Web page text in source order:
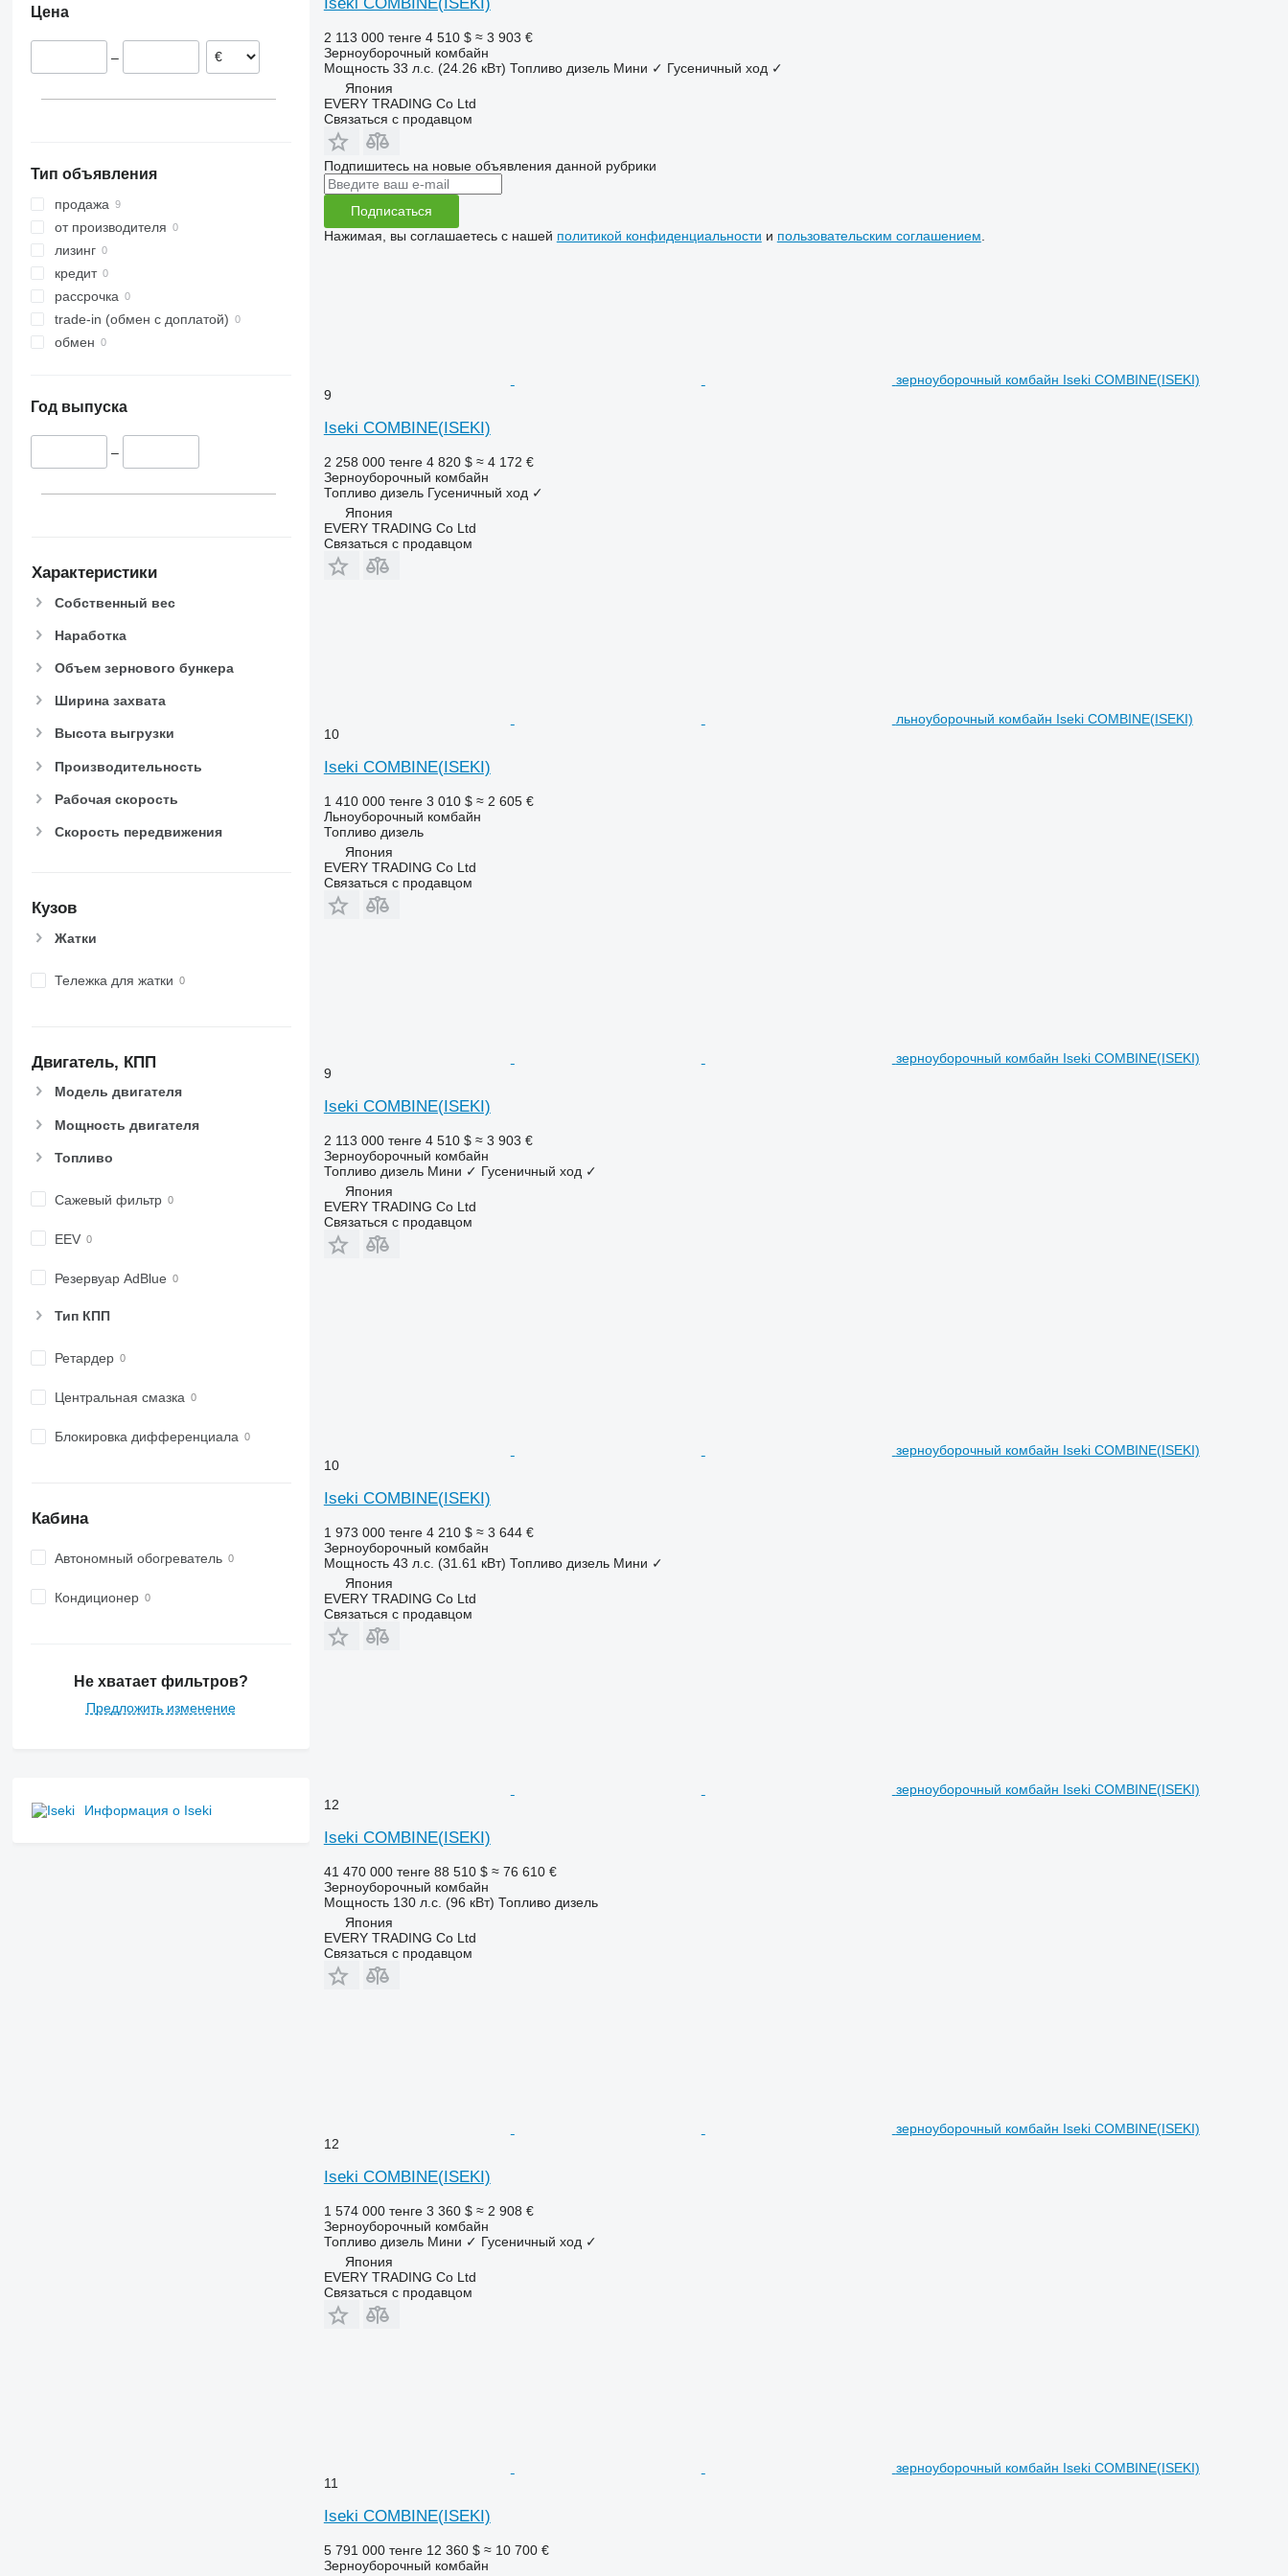
9230
2264
8100
8200
8300
8400
8500
8600
9500
9560
9640
9680
9760 STS
9860 STS
C-series
F-series
M-series
S-series
W-series
Цена
–
Тип объявления
продажа
от производителя
лизинг
кредит
рассрочка
trade-in (обмен с доплатой)
обмен
Год выпуска
–
Характеристики
Собственный вес
Наработка
Объем зернового бункера
Ширина захвата
Высота выгрузки
Производительность
Рабочая скорость
Скорость передвижения
Кузов
Жатки
Тележка для жатки
Двигатель, КПП
Модель двигателя
Мощность двигателя
Топливо
Сажевый фильтр
EEV
Резервуар AdBlue
Тип КПП
Ретардер
Центральная смазка
Блокировка дифференциала
Кабина
Автономный обогреватель
Кондиционер
Не хватает фильтров?
Предложить изменение
Информация о Iseki
2 113 000 тенге 4 510 $ ≈ 3 903 €
Зерноуборочный комбайн
Мощность 33 л.с. (24.26 кВт) Топливо дизель Мини ✓ Гусеничный ход ✓
Япония
EVERY TRADING Co Ltd
Связаться с продавцом
Подпишитесь на новые объявления данной рубрики
Подписаться
Нажимая, вы соглашаетесь с нашей политикой конфиденциальности и пользовательским соглашением
зерноуборочный комбайн Iseki COMBINE(ISEKI)
9
Iseki COMBINE(ISEKI)
2 258 000 тенге 4 820 $ ≈ 4 172 €
Зерноуборочный комбайн
Топливо дизель Гусеничный ход ✓
Япония
EVERY TRADING Co Ltd
Связаться с продавцом
льноуборочный комбайн Iseki COMBINE(ISEKI)
10
Iseki COMBINE(ISEKI)
1 410 000 тенге 3 010 $ ≈ 2 605 €
Льноуборочный комбайн
Топливо дизель
Япония
EVERY TRADING Co Ltd
Связаться с продавцом
зерноуборочный комбайн Iseki COMBINE(ISEKI)
9
Iseki COMBINE(ISEKI)
2 113 000 тенге 4 510 $ ≈ 3 903 €
Зерноуборочный комбайн
Топливо дизель Мини ✓ Гусеничный ход ✓
Япония
EVERY TRADING Co Ltd
Связаться с продавцом
зерноуборочный комбайн Iseki COMBINE(ISEKI)
10
Iseki COMBINE(ISEKI)
1 973 000 тенге 4 210 $ ≈ 3 644 €
Зерноуборочный комбайн
Мощность 43 л.с. (31.61 кВт) Топливо дизель Мини ✓
Япония
EVERY TRADING Co Ltd
Связаться с продавцом
зерноуборочный комбайн Iseki COMBINE(ISEKI)
12
Iseki COMBINE(ISEKI)
41 470 000 тенге 88 510 $ ≈ 76 610 €
Зерноуборочный комбайн
Мощность 130 л.с. (96 кВт) Топливо дизель
Япония
EVERY TRADING Co Ltd
Связаться с продавцом
зерноуборочный комбайн Iseki COMBINE(ISEKI)
12
Iseki COMBINE(ISEKI)
1 574 000 тенге 3 360 $ ≈ 2 908 €
Зерноуборочный комбайн
Топливо дизель Мини ✓ Гусеничный ход ✓
Япония
EVERY TRADING Co Ltd
Связаться с продавцом
зерноуборочный комбайн Iseki COMBINE(ISEKI)
11
Iseki COMBINE(ISEKI)
5 791 000 тенге 12 360 $ ≈ 10 700 €
Зерноуборочный комбайн